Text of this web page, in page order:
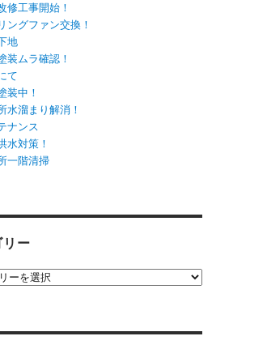
修工事開始！
ングファン交換！
地
装ムラ確認！
て
装中！
水溜まり解消！
ナンス
水対策！
一階清掃
リー